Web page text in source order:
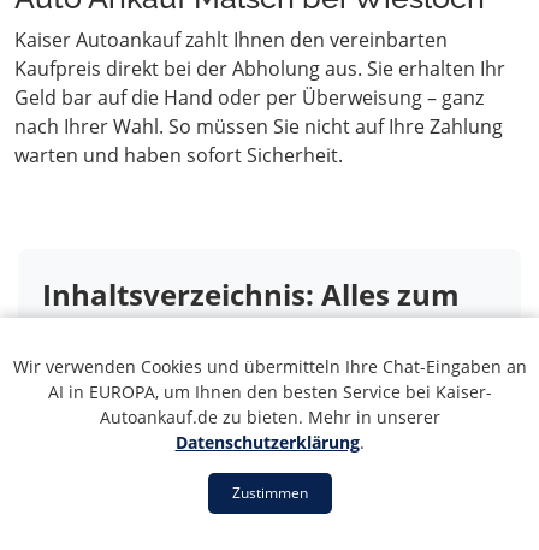
Kaiser Autoankauf zahlt Ihnen den vereinbarten
Kaufpreis direkt bei der Abholung aus. Sie erhalten Ihr
Geld bar auf die Hand oder per Überweisung – ganz
nach Ihrer Wahl. So müssen Sie nicht auf Ihre Zahlung
warten und haben sofort Sicherheit.
Inhaltsverzeichnis: Alles zum
Wiesloch
1. Der Profi-Autoankauf in Malsch bei
Wiesloch – seriös, fair & schnell
2. Autoverwertung in Malsch bei Wiesloch –
Wir verwenden Cookies und übermitteln Ihre Chat-Eingaben an
AI in EUROPA, um Ihnen den besten Service bei Kaiser-
Autoankauf.de zu bieten. Mehr in unserer
Datenschutzerklärung.
Zustimmen